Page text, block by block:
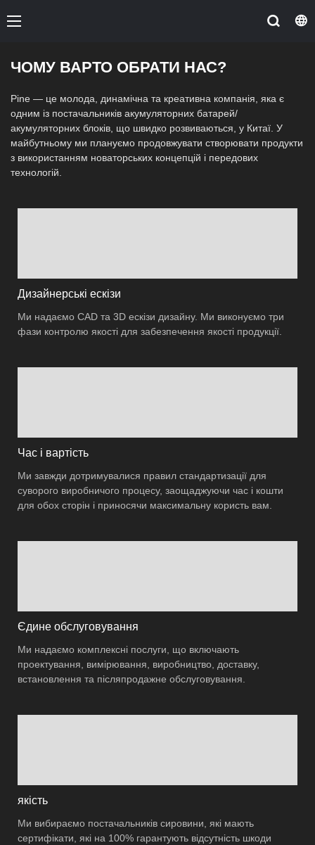
ЧОМУ ВАРТО ОБРАТИ НАС?
Pine — це молода, динамічна та креативна компанія, яка є
одним із постачальників акумуляторних батарей/
акумуляторних блоків, що швидко розвиваються, у Китаї. У
майбутньому ми плануємо продовжувати створювати продукти
з використанням новаторських концепцій і передових
технологій.
Дизайнерські ескізи
Ми надаємо CAD та 3D ескізи дизайну. Ми виконуємо три
фази контролю якості для забезпечення якості продукції.
Час і вартість
Ми завжди дотримувалися правил стандартизації для
суворого виробничого процесу, заощаджуючи час і кошти
для обох сторін і приносячи максимальну користь вам.
Єдине обслуговування
Ми надаємо комплексні послуги, що включають
проектування, вимірювання, виробництво, доставку,
встановлення та післяпродажне обслуговування.
якість
Ми вибираємо постачальників сировини, які мають
сертифікати, які на 100% гарантують відсутність шкоди